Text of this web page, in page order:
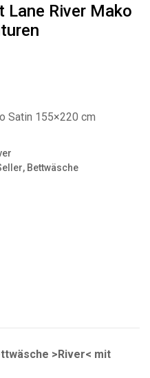
River Mako
Satin 155×220 cm
, Bettwäsche
>River< mit